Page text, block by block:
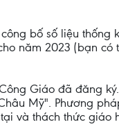
bố số liệu thống
năm 2023 (bạn có
Giáo đã đăng
Mỹ". Phương
và thách thức giáo